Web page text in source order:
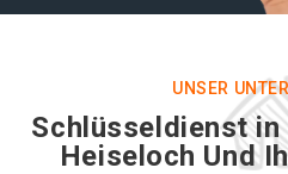
UNSER
Schlüsseldienst
Heiseloch Und